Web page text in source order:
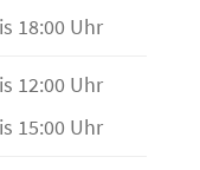
18:00 Uhr
12:00 Uhr
15:00 Uhr